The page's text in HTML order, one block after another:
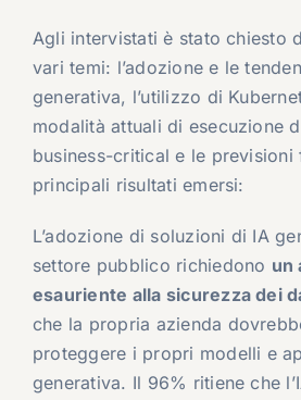
Agli intervistati è stato chiesto
vari temi: l’adozione e le
generativa, l’utilizzo di
modalità attuali di esecuzione
business-critical e le previsioni
principali risultati emersi:
L’adozione di soluzioni di IA
settore pubblico richiedono un
esauriente alla sicurezza dei
che la propria azienda
proteggere i propri modelli e
generativa. Il 96% ritiene che